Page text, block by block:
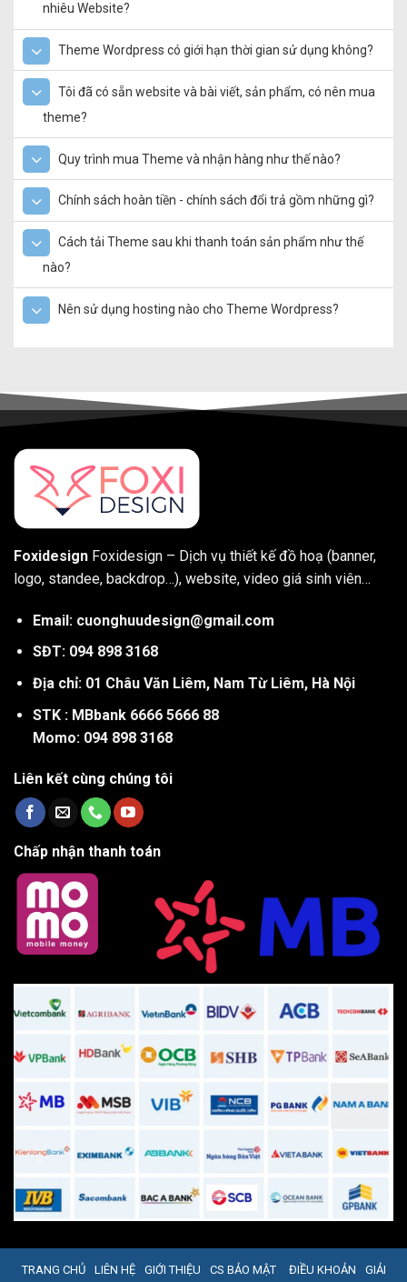
nhiêu Website?
Theme Wordpress có giới hạn thời gian sử dụng không?
Tôi đã có sẵn website và bài viết, sản phẩm, có nên mua
theme?
Quy trình mua Theme và nhận hàng như thế nào?
Chính sách hoàn tiền - chính sách đổi trả gồm những gì?
Cách tải Theme sau khi thanh toán sản phẩm như thế
nào?
Nên sử dụng hosting nào cho Theme Wordpress?
Foxidesign Foxidesign – Dịch vụ thiết kế đồ hoạ (banner,
logo, standee, backdrop…), website, video giá sinh viên…
Email: cuonghuudesign@gmail.com
SĐT: 094 898 3168
Địa chỉ: 01 Châu Văn Liêm, Nam Từ Liêm, Hà Nội
STK : MBbank 6666 5666 88
Momo: 094 898 3168
Liên kết cùng chúng tôi
Chấp nhận thanh toán
TRANG CHỦ LIÊN HỆ GIỚI THIỆU CS BẢO MẬT ĐIỀU KHOẢN GIẢI